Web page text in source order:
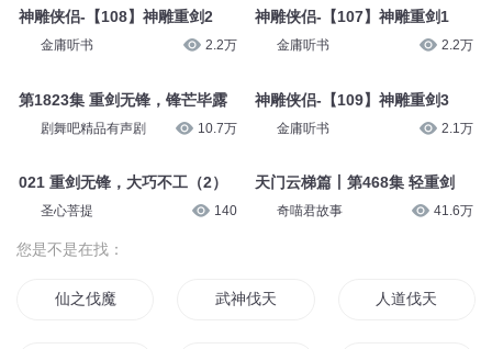
神雕侠侣-【108】神雕重剑2
金庸听书 2.2万
第1823集 重剑无锋，锋芒毕露
剧舞吧精品有声剧 10.7万
021 重剑无锋，大巧不工（2）
圣心菩提 140
神雕侠侣-【107】神雕重剑1
金庸听书 2.2万
神雕侠侣-【109】神雕重剑3
金庸听书 2.1万
天门云梯篇丨第468集 轻重剑
奇喵君故事 41.6万
您是不是在找：
仙之伐魔 武神伐天 人道伐天